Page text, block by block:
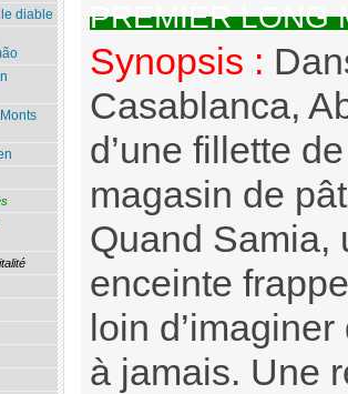
PREMIER LONG
Synopsis :
Casablanca,
d’une fillette
magasin de
Quand Samia,
enceinte
loin
à jamais. Une
diable